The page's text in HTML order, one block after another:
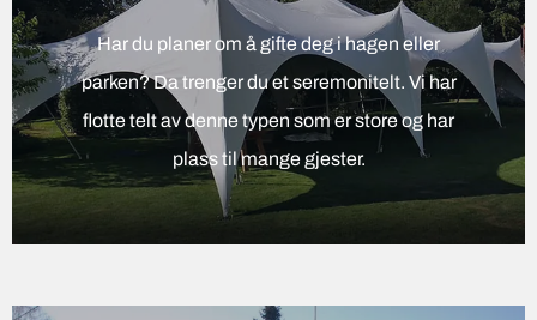
Har du planer om å gifte deg i hagen eller
parken? Da trenger du et seremonitelt. Vi har
flotte telt av denne typen som er store og har
plass til mange gjester.